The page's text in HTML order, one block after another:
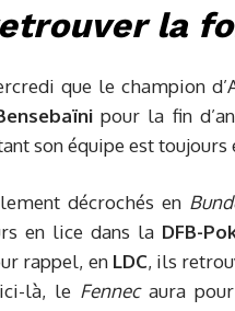
la
que le champion
pour la fin
son équipe est
décrochés en
en lice dans la DFB-
rappel, en LDC, ils
là, le Fennecaura pour